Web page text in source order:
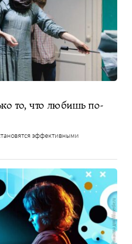
то, что любишь по-
эффективными